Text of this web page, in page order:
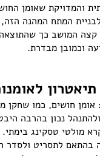
והמדויקת שאומן
המתח המהנה
קצה המושב כך
וכמובן מבדרת.
תיאטרון
אומן חושים, כמו שחקן
נכון בהרבה
מולטי טסקינג
בהתאם לתסריט ולסדר